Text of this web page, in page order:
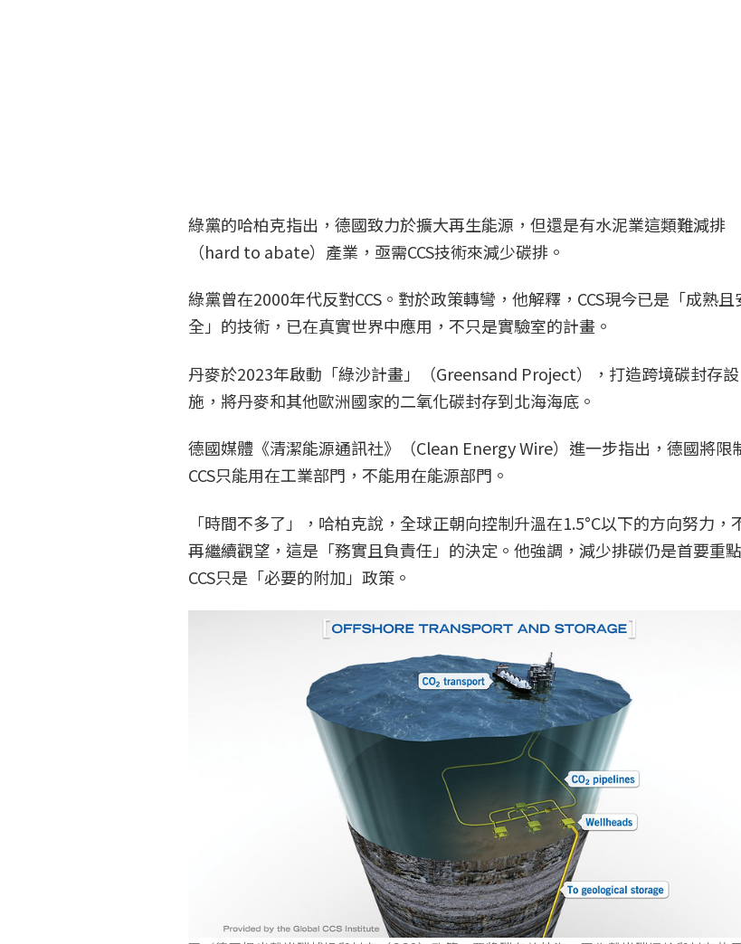
綠黨的哈柏克指出，德國致力於擴大再生能源，但還是有水泥業這類難減排
（hard to abate）產業，亟需CCS技術來減少碳排。
綠黨曾在2000年代反對CCS。對於政策轉彎，他解釋，CCS現今已是「成熟且
全」的技術，已在真實世界中應用，不只是實驗室的計畫。
丹麥於2023年啟動「綠沙計畫」（Greensand Project），打造跨境碳封存設
施，將丹麥和其他歐洲國家的二氧化碳封存到北海海底。
德國媒體《清潔能源通訊社》（Clean Energy Wire）進一步指出，德國將限
CCS只能用在工業部門，不能用在能源部門。
「時間不多了」，哈柏克說，全球正朝向控制升溫在1.5°C以下的方向努力，
再繼續觀望，這是「務實且負責任」的決定。他強調，減少排碳仍是首要重點
CCS只是「必要的附加」政策。